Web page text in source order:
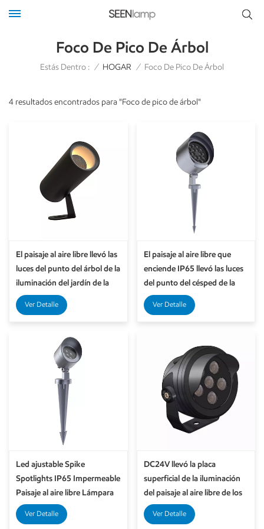
Foco De Pico De Árbol
Estás Dentro : / HOGAR / Foco De Pico De Árbol
4 resultados encontrados para "Foco de pico de árbol"
El paisaje al aire libre llevó las
luces del punto del árbol de la
iluminación del jardín de la
prenda impermeable IP65 de
los proyectores
Ver Detalle
El paisaje al aire libre que
enciende IP65 llevó las luces
del punto del césped de la
lámpara del árbol del jardín
de los proyectores
Ver Detalle
Led ajustable Spike
Spotlights IP65 Impermeable
Paisaje al aire libre Lámpara
de césped Iluminación de
jardín
Ver Detalle
DC24V llevó la placa
superficial de la iluminación
del paisaje al aire libre de los
proyectores y la tierra del
punto
Ver Detalle